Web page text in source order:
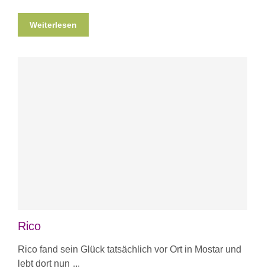
Weiterlesen
Rico
Rico fand sein Glück tatsächlich vor Ort in Mostar und
lebt dort nun